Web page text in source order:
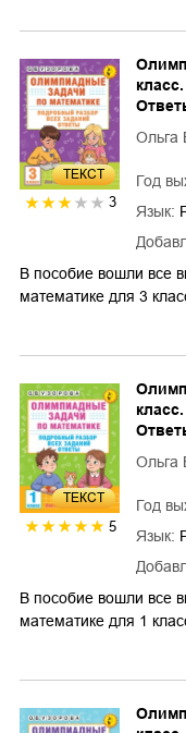
ТЕКСТ
3
Ольга
Год
Язык:
В пособие вошли все
математике для 3
ТЕКСТ
5
Ольга
Год
Язык:
В пособие вошли все
математике для 1